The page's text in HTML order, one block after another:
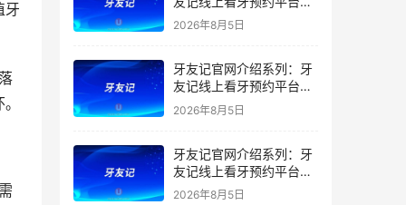
牙
破口腔行业专业壁垒新手
2026年8月5日
牙友记官网介绍系列：牙
友记线上看牙预约平台落
地同城就诊经验打破未知
2026年8月5日
牙友记官网介绍系列：牙
友记线上看牙预约平台的
优势在哪里？
2026年8月5日